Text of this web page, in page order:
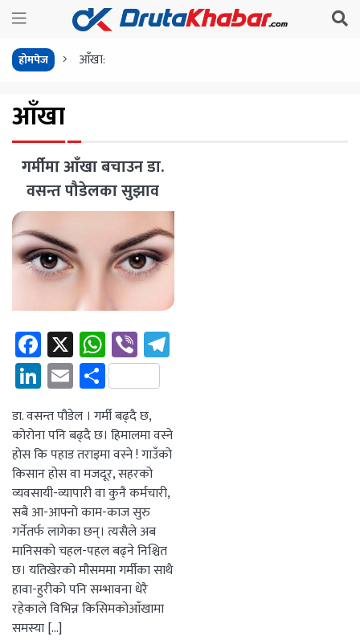
होमपेज आँखा:
आँखा
गर्मीमा आँखा बचाउन डा.
वसन्त पौडेलका सुझाव
Facebook
X WhatsApp
Viber
LinkedIn
EmailShare
डा. वसन्त पौडेल । गर्मी बढ्दै छ,
कोरोना पनि बढ्दै छ। हिमालमा वस्ने
हाेस कि पहाड तराइमा वस्ने ! गाउँको
किसान होस वा मजदूर, सहरको
व्यवसायी-व्यापारी वा कुनै कर्मचारी,
सबै आ-आफ्नो काम-काज सुरु
गर्नेतर्फ लागेका छन्। त्यसैले अब
मानिसको चहल-पहल बढ्ने निश्चित
छ। यतिखेरको मौसममा गर्मीका साथै
हावा-हुरीको पनि सम्भावना धेरै
रहेकाले विभिन्न किसिमकाेआँखामा
समस्या […]